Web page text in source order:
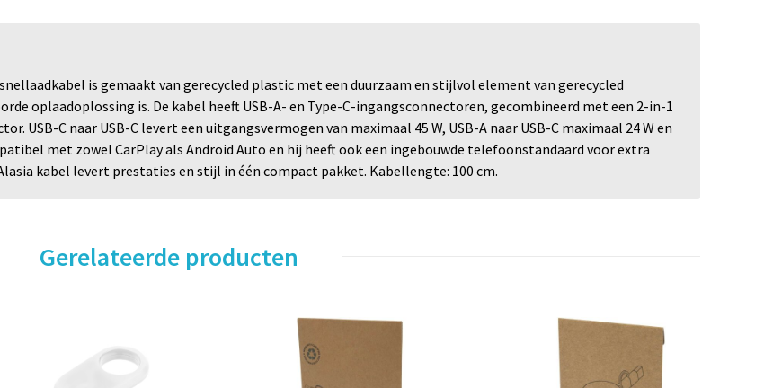
is gemaakt van gerecycled plastic met een duurzaam en stijlvol element van gerecycled
oplaadoplossing is. De kabel heeft USB-A- en Type-C-ingangsconnectoren, gecombineerd met een 2-in-1
USB-C naar USB-C levert een uitgangsvermogen van maximaal 45 W, USB-A naar USB-C maximaal 24 W en
met zowel CarPlay als Android Auto en hij heeft ook een ingebouwde telefoonstandaard voor extra
kabel levert prestaties en stijl in één compact pakket. Kabellengte: 100 cm.
Gerelateerde producten